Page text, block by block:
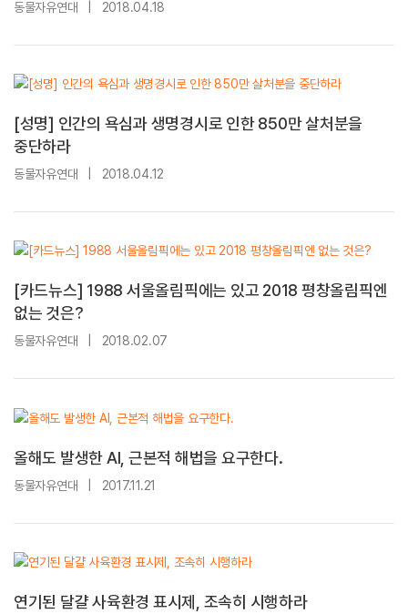
동물자유연대 2018.04.18
[성명] 인간의 욕심과 생명경시로 인한 850만 살처분을
중단하라
동물자유연대 2018.04.12
[카드뉴스] 1988 서울올림픽에는 있고 2018 평창올림픽엔
없는 것은?
동물자유연대 2018.02.07
올해도 발생한 AI, 근본적 해법을 요구한다.
동물자유연대 2017.11.21
연기된 달걀 사육환경 표시제, 조속히 시행하라